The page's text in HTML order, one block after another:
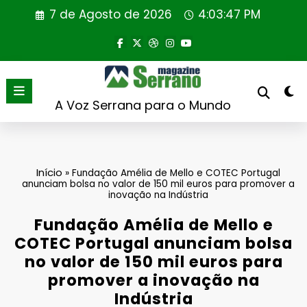
7 de Agosto de 2026 4:03:47 PM
A Voz Serrana para o Mundo
Início » Fundação Amélia de Mello e COTEC Portugal
anunciam bolsa no valor de 150 mil euros para promover a
inovação na Indústria
Fundação Amélia de Mello e
COTEC Portugal anunciam bolsa
no valor de 150 mil euros para
promover a inovação na
Indústria